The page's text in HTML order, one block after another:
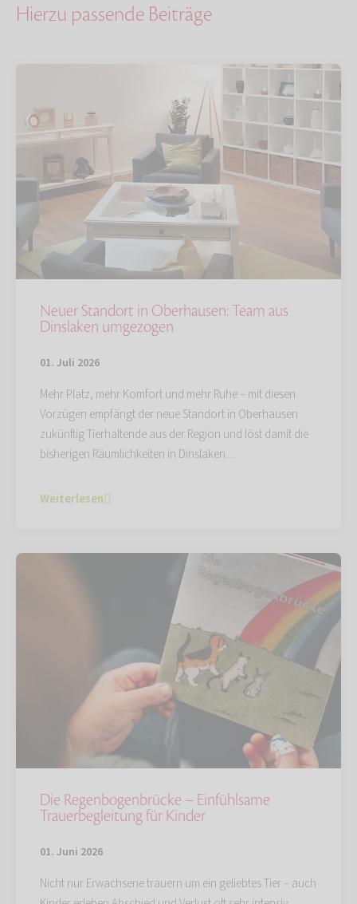
Hierzu passende Beiträge
Neuer Standort in Oberhausen: Team aus
Dinslaken umgezogen
01. Juli 2026
Mehr Platz, mehr Komfort und mehr Ruhe – mit diesen
Vorzügen empfängt der neue Standort in Oberhausen
zukünftig Tierhaltende aus der Region und löst damit die
bisherigen Räumlichkeiten in Dinslaken…
Weiterlesen
Die Regenbogenbrücke – Einfühlsame
Trauerbegleitung für Kinder
01. Juni 2026
Nicht nur Erwachsene trauern um ein geliebtes Tier – auch